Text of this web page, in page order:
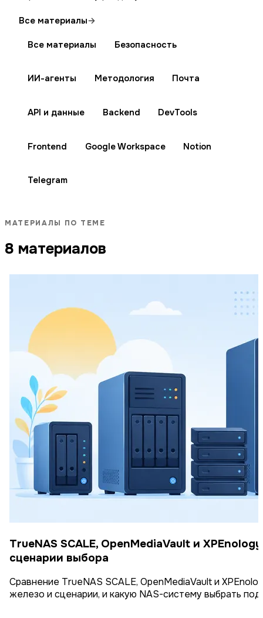
Все материалы→
Все материалы Безопасность
ИИ-агенты Методология Почта
API и данные Backend DevTools
Frontend Google Workspace Notion
Telegram
МАТЕРИАЛЫ ПО ТЕМЕ
8 материалов
TrueNAS SCALE, OpenMediaVault и
сценарии выбора
Сравнение TrueNAS SCALE, OpenMediaVault и
железо и сценарии, и какую NAS-систему выбрать под